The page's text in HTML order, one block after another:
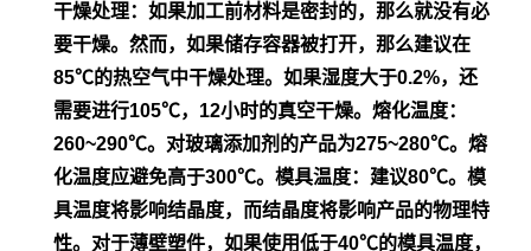
干燥处理：如果加工前材料是密封的，那么就没有必
要干燥。然而，如果储存容器被打开，那么建议在
85℃的热空气中干燥处理。如果湿度大于0.2%，还
需要进行105℃，12小时的真空干燥。 熔化温度：
260~290℃。对玻璃添加剂的产品为275~280℃。熔
化温度应避免高于300℃。模具温度：建议80℃。模
具温度将影响结晶度，而结晶度将影响产品的物理特
性。对于薄壁塑件，如果使用低于40℃的模具温度，